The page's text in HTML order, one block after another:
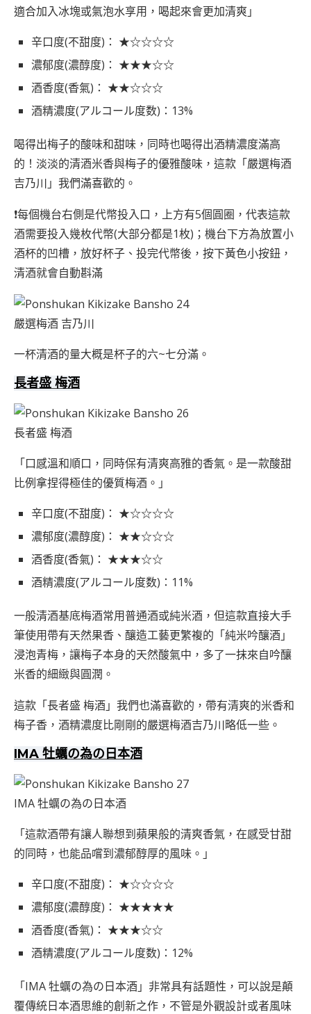
適合加入冰塊或氣泡水享用，喝起來會更加清爽」
辛口度(不甜度)： ★☆☆☆☆
濃郁度(濃醇度)： ★★★☆☆
酒香度(香氣)： ★★☆☆☆
酒精濃度(アルコール度数)：13%
喝得出梅子的酸味和甜味，同時也喝得出酒精濃度滿高
的！淡淡的清酒米香與梅子的優雅酸味，這款「嚴選梅酒
吉乃川」我們滿喜歡的。
❗每個機台右側是代幣投入口，上方有5個圓圈，代表這款
酒需要投入幾枚代幣(大部分都是1枚)；機台下方為放置小
酒杯的凹槽，放好杯子、投完代幣後，按下黃色小按鈕，
清酒就會自動斟滿
嚴選梅酒 吉乃川
一杯清酒的量大概是杯子的六~七分滿。
長者盛 梅酒
長者盛 梅酒
「口感溫和順口，同時保有清爽高雅的香氣。是一款酸甜
比例拿捏得極佳的優質梅酒。」
辛口度(不甜度)： ★☆☆☆☆
濃郁度(濃醇度)： ★★☆☆☆
酒香度(香氣)： ★★★☆☆
酒精濃度(アルコール度数)：11%
一般清酒基底梅酒常用普通酒或純米酒，但這款直接大手
筆使用帶有天然果香、釀造工藝更繁複的「純米吟釀酒」
浸泡青梅，讓梅子本身的天然酸氣中，多了一抹來自吟釀
米香的細緻與圓潤。
這款「長者盛 梅酒」我們也滿喜歡的，帶有清爽的米香和
梅子香，酒精濃度比剛剛的嚴選梅酒吉乃川略低一些。
IMA 牡蠣の為の日本酒
IMA 牡蠣の為の日本酒
「這款酒帶有讓人聯想到蘋果般的清爽香氣，在感受甘甜
的同時，也能品嚐到濃郁醇厚的風味。」
辛口度(不甜度)： ★☆☆☆☆
濃郁度(濃醇度)： ★★★★★
酒香度(香氣)： ★★★☆☆
酒精濃度(アルコール度数)：12%
「IMA 牡蠣の為の日本酒」非常具有話題性，可以說是顛
覆傳統日本酒思維的創新之作，不管是外觀設計或者風味